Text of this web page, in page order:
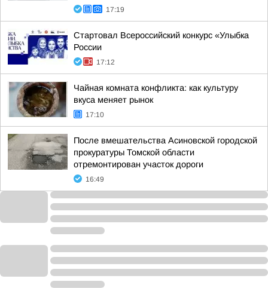
17:19
Стартовал Всероссийский конкурс «Улыбка
России
17:12
Чайная комната конфликта: как культуру
вкуса меняет рынок
17:10
После вмешательства Асиновской городской
прокуратуры Томской области
отремонтирован участок дороги
16:49